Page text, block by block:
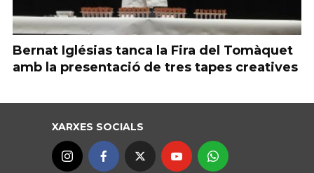
Bernat Iglésias tanca la Fira del Tomàquet
amb la presentació de tres tapes creatives
XARXES SOCIALS